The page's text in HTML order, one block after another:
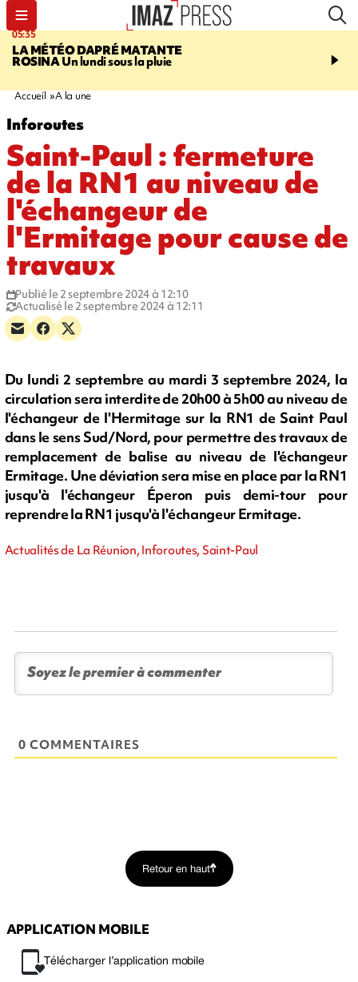
05:35
LA MÉTÉO DAPRÉ MATANTE
ROSINAUn lundi sous la pluie
07:47
ses deux enfants
Accueil A la une
Inforoutes
Saint-Paul : fermeture
de la RN1 au niveau de
l'échangeur de
l'Ermitage pour cause de
travaux
Publié le 2 septembre 2024 à 12:10
Actualisé le 2 septembre 2024 à 12:11
Du lundi 2 septembre au mardi 3 septembre 2024, la
circulation sera interdite de 20h00 à 5h00 au niveau de
l'échangeur de l'Hermitage sur la RN1 de Saint Paul
dans le sens Sud/Nord, pour permettre des travaux de
remplacement de balise au niveau de l'échangeur
Ermitage. Une déviation sera mise en place par la RN1
jusqu'à l'échangeur Éperon puis demi-tour pour
reprendre la RN1 jusqu'à l'échangeur Ermitage.
Actualités de La Réunion, Inforoutes, Saint-Paul
0 COMMENTAIRES
Retour en haut
APPLICATION MOBILE
Télécharger l’application mobile